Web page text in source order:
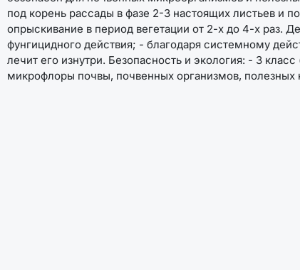
под корень рассады в фазе 2-3 настоящих листьев и
опрыскивание в период вегетации от 2-х до 4-х раз.
фунгицидного действия; - благодаря системному
лечит его изнутри. Безопасность и экология: - 3
микрофлоры почвы, почвенных организмов, полезных